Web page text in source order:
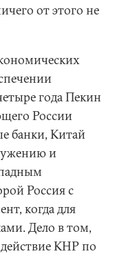
от этого не
года Пекин
России
банки, Китай
и
Россия с
когда для
Дело в том,
КНР по